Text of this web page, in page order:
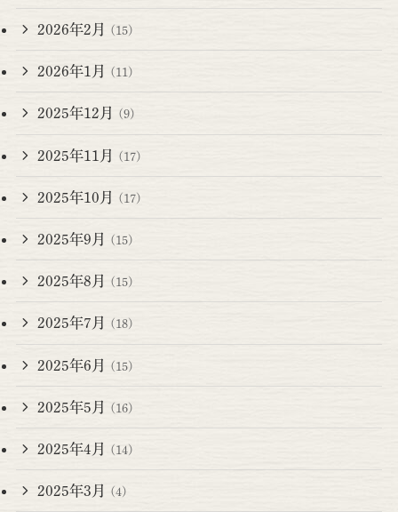
2026年2月 (15)
2026年1月 (11)
2025年12月 (9)
2025年11月 (17)
2025年10月 (17)
2025年9月 (15)
2025年8月 (15)
2025年7月 (18)
2025年6月 (15)
2025年5月 (16)
2025年4月 (14)
2025年3月 (4)